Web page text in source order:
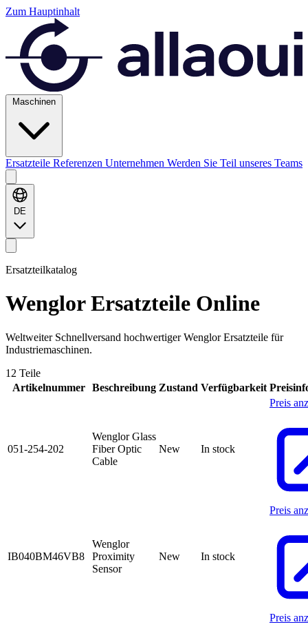
Zum Hauptinhalt
Maschinen
Ersatzteile Referenzen Unternehmen Werden Sie Teil unseres Teams
DE
Ersatzteilkatalog
WenglorErsatzteile Online
Weltweiter Schnellversand hochwertiger Wenglor Ersatzteile für
Industriemaschinen.
12 Teile
Artikelnummer
Beschreibung Zustand Verfügbarkeit
051-254-202
Wenglor Glass
Fiber Optic
Cable
New In stock
Preis
IB040BM46VB8
Wenglor
Proximity
Sensor
New In stock
Preis
Preis